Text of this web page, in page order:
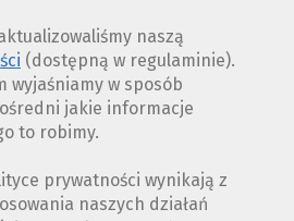
naszą
(dostępną w regulaminie).
wyjaśniamy w sposób
jakie informacje
to robimy.
prywatności wynikają z
naszych działań